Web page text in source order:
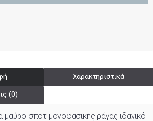
Χαρακτηριστικά
(0)
μαύρο σποτ μονοφασικής ράγας ιδανικό